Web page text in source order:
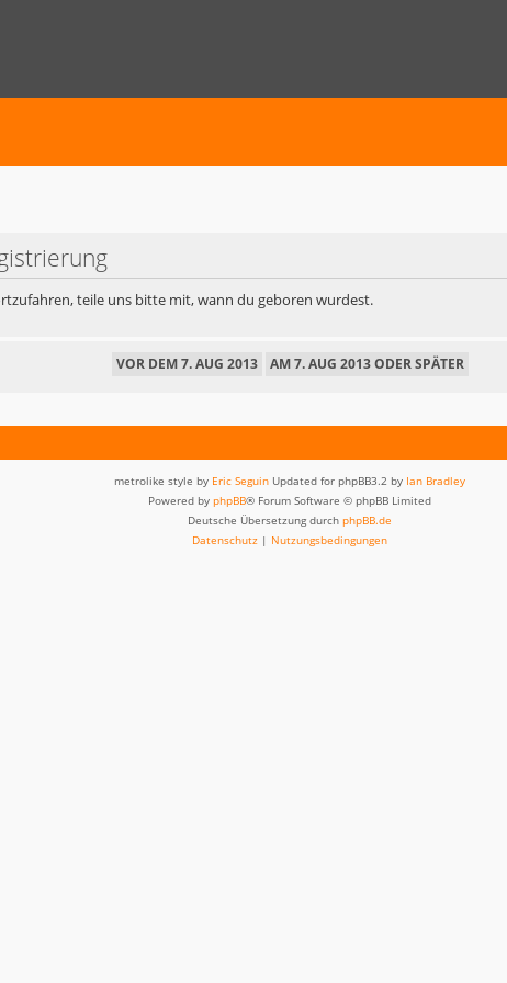
teile uns bitte mit, wann du geboren wurdest.
metrolike style by Eric Seguin Updated for phpBB3.2 by Ian Bradley
Powered by phpBB® Forum Software © phpBB Limited
Deutsche Übersetzung durch phpBB.de
Datenschutz | Nutzungsbedingungen